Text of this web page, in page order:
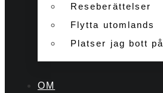
Reseberättelser
Flytta utomlands
Platser jag bott på
OM